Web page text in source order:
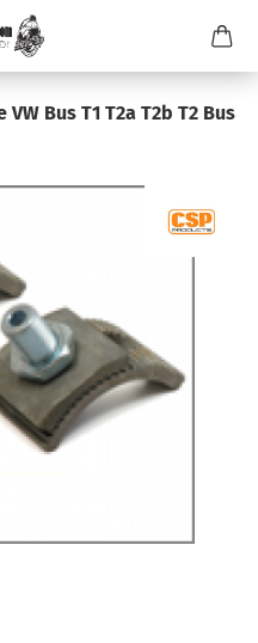
Bus T1 T2a T2b T2 Bus